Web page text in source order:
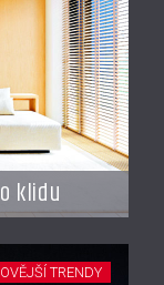
klidu
TRENDY